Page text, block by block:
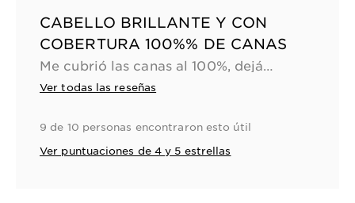
CABELLO BRILLANTE Y CON
COBERTURA 100%% DE CANAS
Ver todas las reseñas
9 de 10 personas encontraron esto útil
Ver puntuaciones de 4 y 5 estrellas